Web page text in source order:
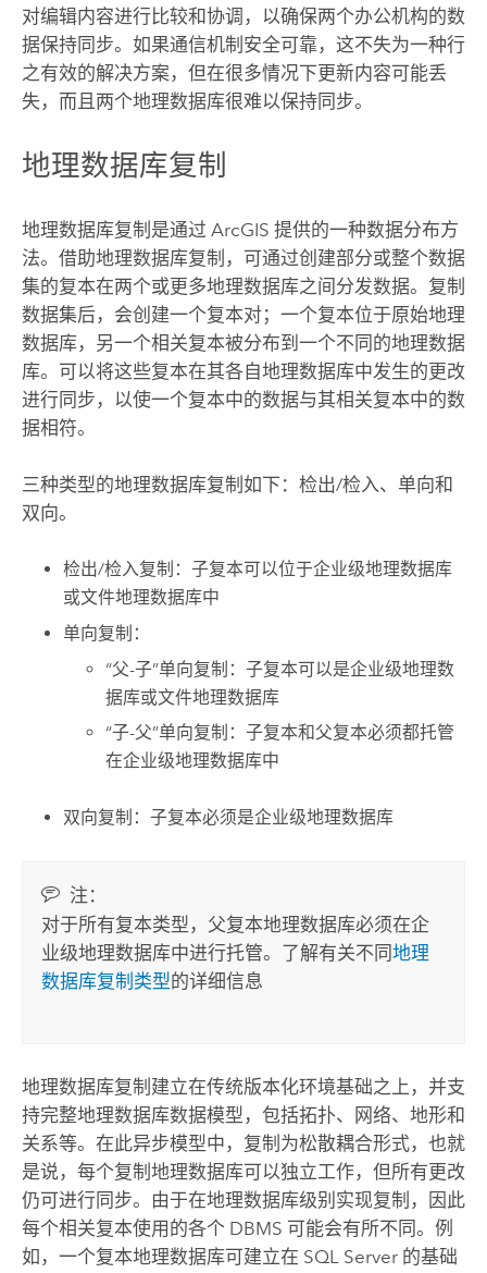
对编辑内容进行比较和协调，以确保两个办公机构的数
据保持同步。如果通信机制安全可靠，这不失为一种行
之有效的解决方案，但在很多情况下更新内容可能丢
失，而且两个地理数据库很难以保持同步。
地理数据库复制
地理数据库复制是通过 ArcGIS 提供的一种数据分布方
法。借助地理数据库复制，可通过创建部分或整个数据
集的复本在两个或更多地理数据库之间分发数据。复制
数据集后，会创建一个复本对；一个复本位于原始地理
数据库，另一个相关复本被分布到一个不同的地理数据
库。可以将这些复本在其各自地理数据库中发生的更改
进行同步，以使一个复本中的数据与其相关复本中的数
据相符。
三种类型的地理数据库复制如下：检出/检入、单向和
双向。
检出/检入复制：子复本可以位于企业级地理数据库
或文件地理数据库中
单向复制：
“父-子”单向复制：子复本可以是企业级地理数
据库或文件地理数据库
“子-父”单向复制：子复本和父复本必须都托管
在企业级地理数据库中
双向复制：子复本必须是企业级地理数据库
注：
对于所有复本类型，父复本地理数据库必须在企
业级地理数据库中进行托管。了解有关不同地理
数据库复制类型的详细信息
地理数据库复制建立在传统版本化环境基础之上，并支
持完整地理数据库数据模型，包括拓扑、网络、地形和
关系等。在此异步模型中，复制为松散耦合形式，也就
是说，每个复制地理数据库可以独立工作，但所有更改
仍可进行同步。由于在地理数据库级别实现复制，因此
每个相关复本使用的各个 DBMS 可能会有所不同。例
如，一个复本地理数据库可建立在 SQL Server 的基础